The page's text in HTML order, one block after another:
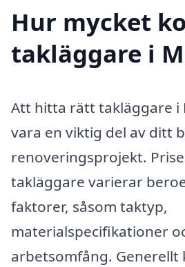
Hur mycket
takläggare i
Att hitta rätt takläggare i
vara en viktig del av ditt
renoveringsprojekt.
takläggare varierar
faktorer, såsom taktyp,
materialspecifikationer
arbetsomfång. Generellt